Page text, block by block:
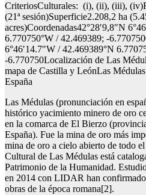
CriteriosCulturales: (i), (ii), (iii),
(21ª sesión)Superficie2.208,2 ha
acres)Coordenadas42°28′9,8″N
6.770750°W / 42.469389; -
6°46′14.7″W / 42.469389°N
-6.770750Localización de Las
mapa de Castilla y LeónLas
España
Las Médulas (pronunciación en
histórico yacimiento minero de oro
en la comarca de El Bierzo
España). Fue la mina de oro más
mina de oro a cielo abierto de todo
Cultural de Las Médulas está
Patrimonio de la Humanidad.
en 2014 con LIDAR han
obras de la época romana[2].